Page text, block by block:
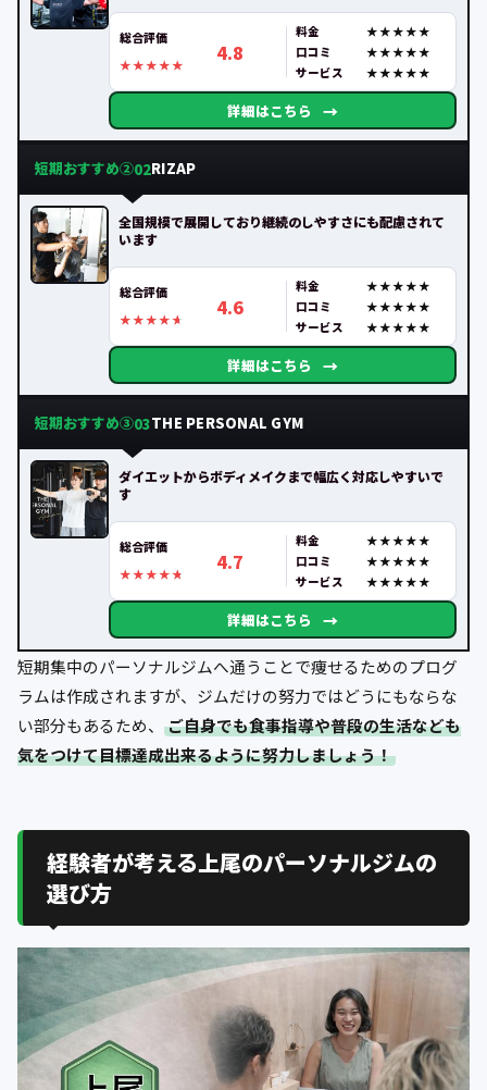
総合評価
4.8
料金
口コミ
サービス
詳細はこちら →
短期おすすめ②02RIZAP
全国規模で展開しており継続のしやすさにも配慮されて
います
総合評価
4.6
料金
口コミ
サービス
詳細はこちら →
短期おすすめ③03THE PERSONAL GYM
ダイエットからボディメイクまで幅広く対応しやすいで
す
総合評価
4.7
料金
口コミ
サービス
詳細はこちら →
短期集中のパーソナルジムへ通うことで痩せるためのプログ
ラムは作成されますが、ジムだけの努力ではどうにもならな
い部分もあるため、
ご自身でも食事指導や普段の生活なども
気をつけて目標達成出来るように努力しましょう！
経験者が考える上尾のパーソナルジムの
選び方